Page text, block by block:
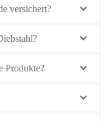
versichert?
Produkte?